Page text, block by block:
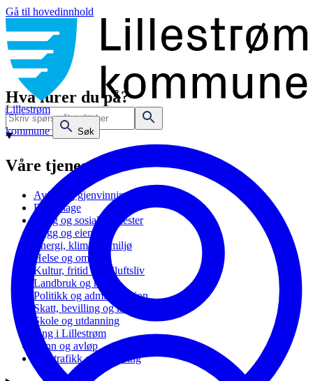
Gå til hovedinnhold
Lillestrøm
kommune
Søk
Hva lurer du på?
Våre tjenester
Avfall og gjenvinning
Barnehage
Bolig og sosiale tjenester
Bygg og eiendom
Energi, klima og miljø
Helse og omsorg
Kultur, fritid og friluftsliv
Landbruk og natur
Politikk og administrasjon
Skatt, bevilling og næring
Skole og utdanning
Ung i Lillestrøm
Vann og avløp
Vei, trafikk og parkering